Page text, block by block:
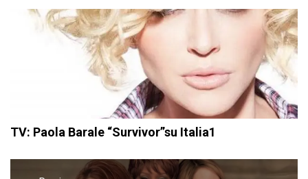
TV: Paola Barale “Survivor”su Italia1
Navigazione